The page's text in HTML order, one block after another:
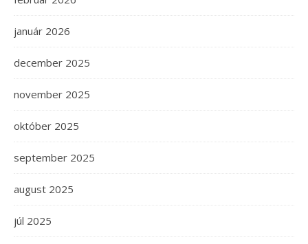
január 2026
december 2025
november 2025
október 2025
september 2025
august 2025
júl 2025